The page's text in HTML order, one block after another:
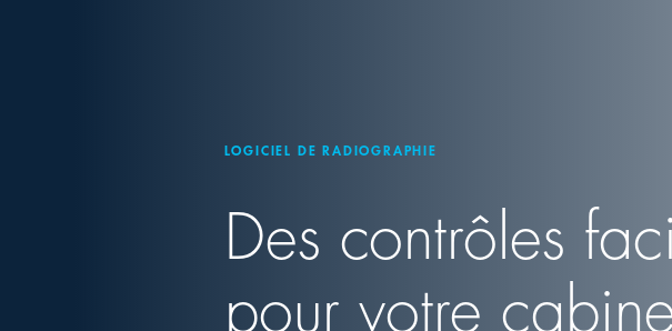
LOGICIEL DE RADIOGRAPHIE
Des contrôles
pour votre